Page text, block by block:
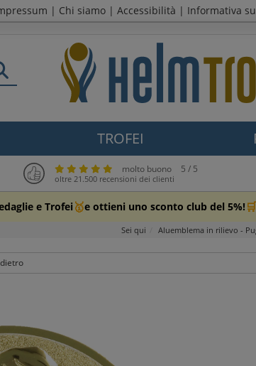
| Chi siamo | Accessibilità | Informativa
TROFEI
molto buono 5 / 5
oltre 21.500 recensioni dei clienti
e Trofei 🥇e ottieni uno sconto club del 5%! 🛒
Sei qui Aluemblema in rilievo -